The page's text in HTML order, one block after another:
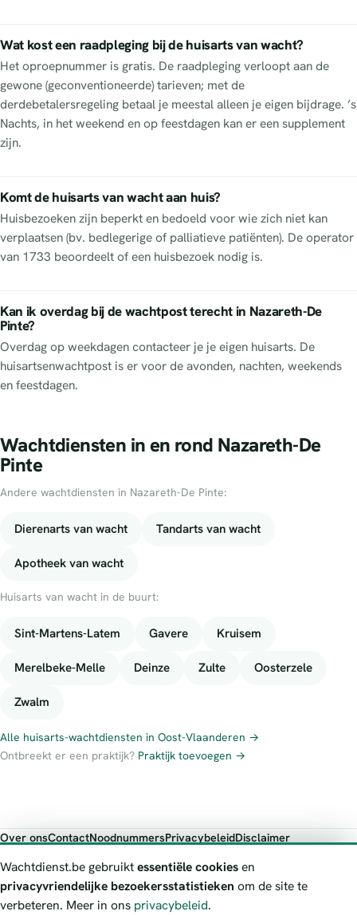
Wat kost een raadpleging bij de huisarts van wacht?
Het oproepnummer is gratis. De raadpleging verloopt aan de
gewone (geconventioneerde) tarieven; met de
derdebetalersregeling betaal je meestal alleen je eigen bijdrage. ’s
Nachts, in het weekend en op feestdagen kan er een supplement
zijn.
Komt de huisarts van wacht aan huis?
Huisbezoeken zijn beperkt en bedoeld voor wie zich niet kan
verplaatsen (bv. bedlegerige of palliatieve patiënten). De operator
van 1733 beoordeelt of een huisbezoek nodig is.
Kan ik overdag bij de wachtpost terecht in Nazareth-De
Pinte?
Overdag op weekdagen contacteer je je eigen huisarts. De
huisartsenwachtpost is er voor de avonden, nachten, weekends
en feestdagen.
Wachtdiensten in en rond Nazareth-De
Pinte
Andere wachtdiensten in Nazareth-De Pinte:
Dierenarts van wacht Tandarts van wacht
Apotheek van wacht
Huisarts van wacht in de buurt:
Sint-Martens-Latem Gavere Kruisem
Merelbeke-Melle Deinze Zulte Oosterzele
Zwalm
Alle huisarts-wachtdiensten in Oost-Vlaanderen →
Ontbreekt er een praktijk? Praktijk toevoegen →
Over onsContactNoodnummersPrivacybeleidDisclaimer
Wachtdienst.be toont publieke wachtdienst-informatie ter oriëntatie.
Bij levensgevaar bel je altijd 112. Controleer altijd de actuele
Wachtdienst.be gebruiktessentiële cookiesen
privacyvriendelijke bezoekersstatistieken om de site te
verbeteren. Meer in ons privacybeleid.